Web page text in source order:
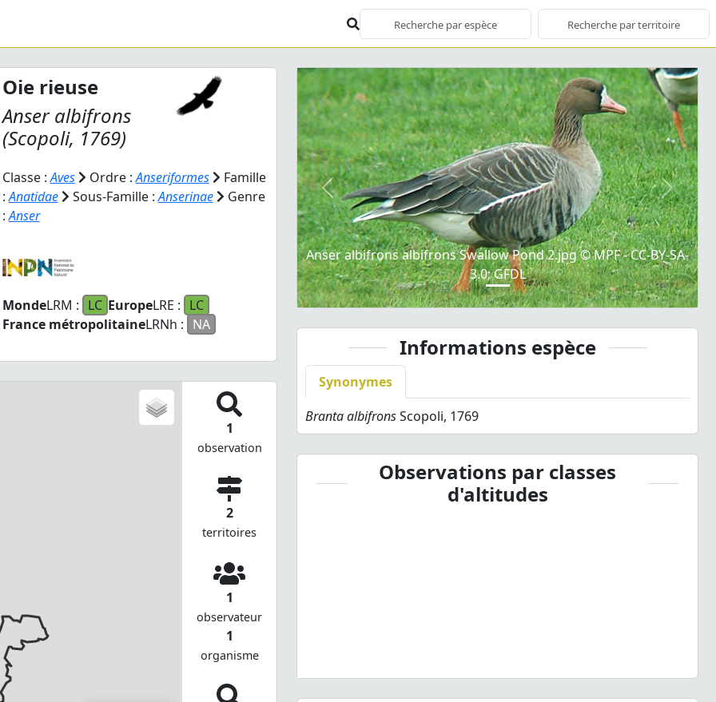
Oie rieuse
Anser albifrons
(Scopoli, 1769)
Classe :Aves Ordre :Anseriformes
Famille
:Anatidae Sous-Famille :Anserinae
Genre
:Anser
MondeLRM : LC EuropeLRE : LC
France métropolitaineLRNh : NA
1
observation
2
territoires
1
observateur
1
organisme
Anser albifrons albifrons Swallow Pond 2.jpg © MPF - CC-BY-SA-
3.0; GFDL
Previous Next
Informations espèce
Synonymes
Branta albifronsScopoli, 1769
Observations par classes
d'altitudes